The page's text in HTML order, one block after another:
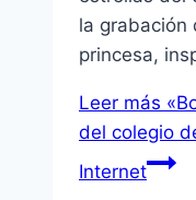
la grabación
princesa,
Leer más
del colegio
Internet